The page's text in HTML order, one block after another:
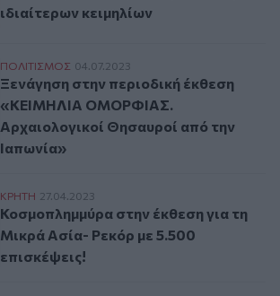
ιδιαίτερων κειμηλίων
Ξενάγηση στην περιοδική έκθεση
ΠΟΛΙΤΙΣΜΟΣ 04.07.2023
Ξενάγηση στην περιοδική έκθεση
«ΚΕΙΜΗΛΙΑ ΟΜΟΡΦΙΑΣ.
Αρχαιολογικοί Θησαυροί από την
Ιαπωνία»
Κοσμοπλημμύρα στην έκθεση για τη
ΚΡΗΤΗ 27.04.2023
Κοσμοπλημμύρα στην έκθεση για τη
Μικρά Ασία- Ρεκόρ με 5.500
επισκέψεις!